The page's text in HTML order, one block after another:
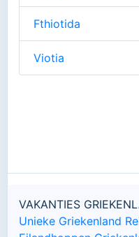
Fthiotida
Viotia
VAKANTIES
Unieke Griekenland